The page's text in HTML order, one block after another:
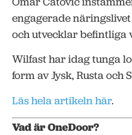
engagerade
och utvecklar befintliga
Wilfast har idag tunga
form av Jysk, Rusta och
Läs hela artikeln här.
Vad är OneDoor?